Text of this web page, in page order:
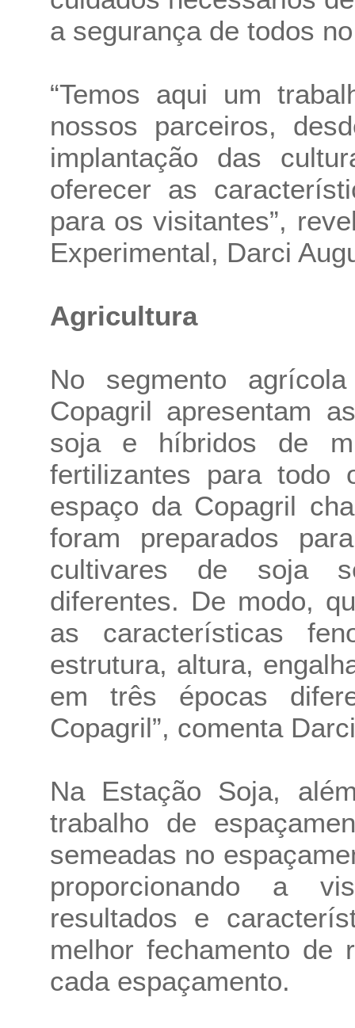
a segurança de todos
“Temos aqui um
nossos parceiros,
implantação das
oferecer as
para os visitantes”,
Experimental, Darci
Agricultura
No segmento
Copagril apresentam
soja e híbridos de
fertilizantes para todo
espaço da Copagril
foram preparados
cultivares de soja
diferentes. De modo,
as características
estrutura, altura,
em três épocas
Copagril”, comenta
Na Estação Soja,
trabalho de
semeadas no
proporcionando a
resultados e
melhor fechamento de
cada espaçamento.